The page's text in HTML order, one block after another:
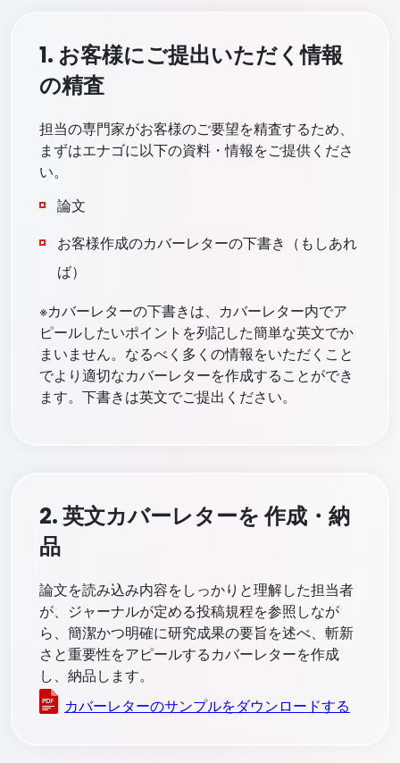
1. お客様にご提出いただく情報
の精査
担当の専門家がお客様のご要望を精査するため、
まずはエナゴに以下の資料・情報をご提供くださ
い。
論文
お客様作成のカバーレターの下書き（もしあれ
ば）
※カバーレターの下書きは、カバーレター内でア
ピールしたいポイントを列記した簡単な英文でか
まいません。なるべく多くの情報をいただくこと
でより適切なカバーレターを作成することができ
ます。下書きは英文でご提出ください。
2. 英文カバーレターを 作成・納
品
論文を読み込み内容をしっかりと理解した担当者
が、ジャーナルが定める投稿規程を参照しなが
ら、簡潔かつ明確に研究成果の要旨を述べ、斬新
さと重要性をアピールするカバーレターを作成
し、納品します。
カバーレターのサンプルをダウンロードする